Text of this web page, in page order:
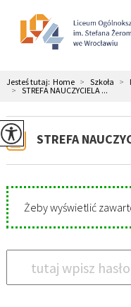
Jesteś tutaj: Home > Szkoła >
> STREFA NAUCZYCIELA ...
STREFA
Żeby wyświetlić